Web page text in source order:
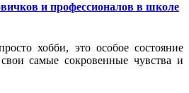
и профессионалов в школе
хобби, это особое состояние
самые сокровенные чувства и